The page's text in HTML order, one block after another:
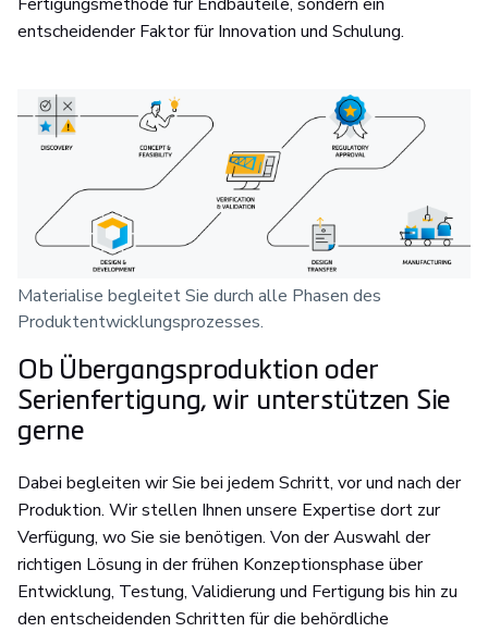
entscheidender Faktor für Innovation und Schulung.
Materialise begleitet Sie durch alle Phasen des
Produktentwicklungsprozesses.
Ob Übergangsproduktion oder
Serienfertigung, wir unterstützen Sie
gerne
Dabei begleiten wir Sie bei jedem Schritt, vor und nach der
Produktion. Wir stellen Ihnen unsere Expertise dort zur
Verfügung, wo Sie sie benötigen. Von der Auswahl der
richtigen Lösung in der frühen Konzeptionsphase über
Entwicklung, Testung, Validierung und Fertigung bis hin zu
den entscheidenden Schritten für die behördliche